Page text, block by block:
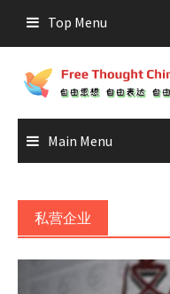
content
Top Menu
Main Menu
私营企业